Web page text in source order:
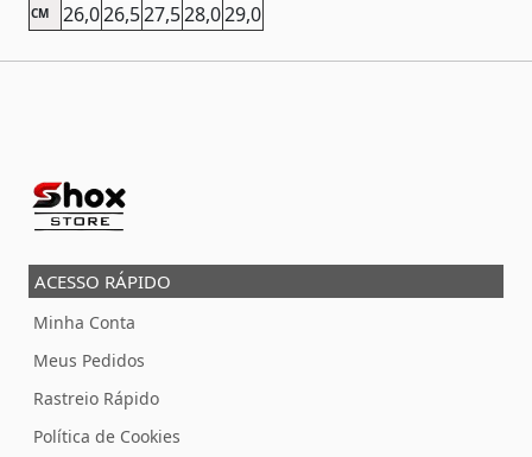
CM 26,026,527,528,029,0
ACESSO RÁPIDO
Minha Conta
Meus Pedidos
Rastreio Rápido
Política de Cookies